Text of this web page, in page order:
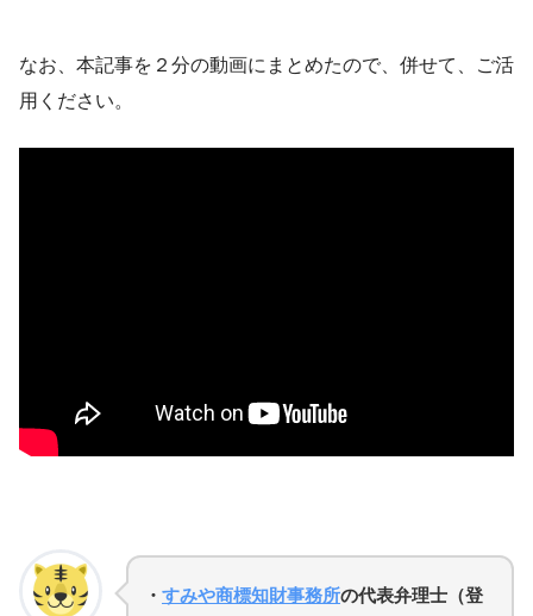
なお、本記事を２分の動画にまとめたので、併せて、ご活
用ください。
・ すみや商標知財事務所の代表弁理士（登